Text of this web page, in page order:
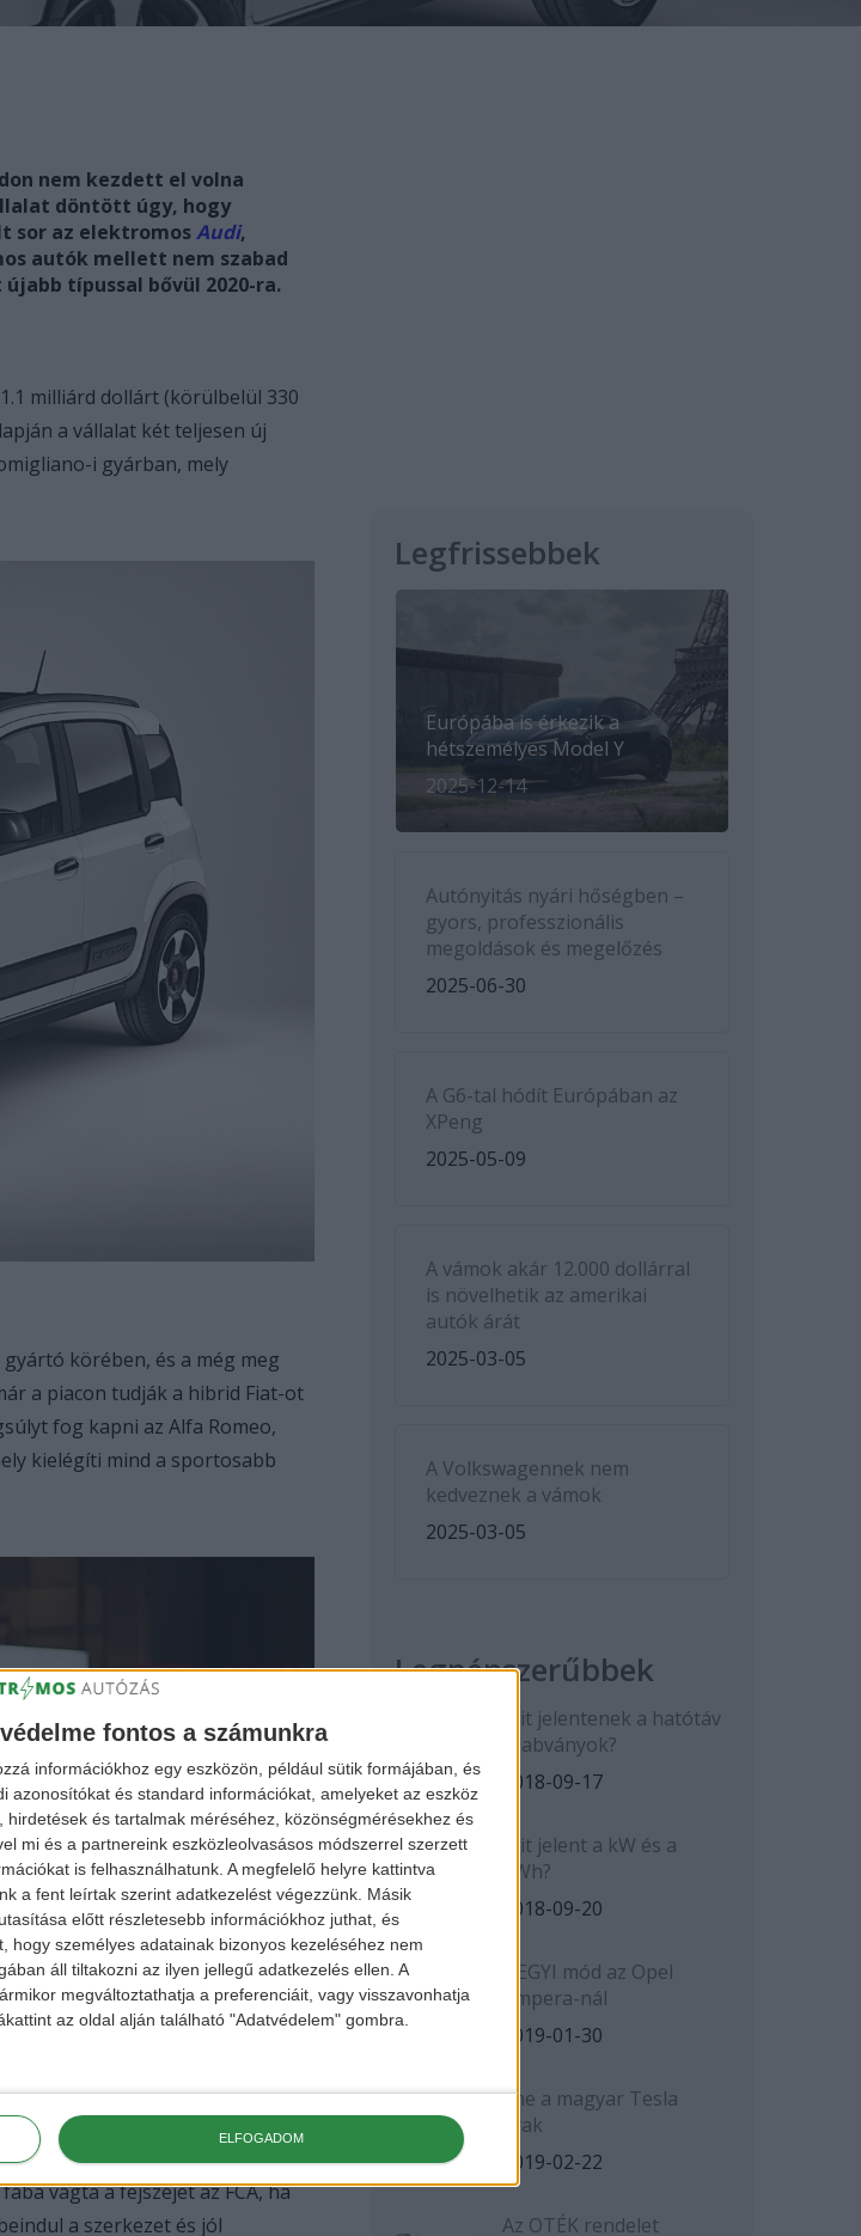
fontos a számunkra
információkhoz egy eszközön, például sütik formájában, és
azonosítókat és standard információkat, amelyeket az eszköz
és tartalmak méréséhez, közönségmérésekhez és
mi és a partnereink eszközleolvasásos módszerrel szerzett
is felhasználhatunk. A megfelelő helyre kattintva
a fent leírtak szerint adatkezelést végezzünk. Másik
előtt részletesebb információkhoz juthat, és
hogy személyes adatainak bizonyos kezeléséhez nem
áll tiltakozni az ilyen jellegű adatkezelés ellen. A
megváltoztathatja a preferenciáit, vagy visszavonhatja
az oldal alján található "Adatvédelem" gombra.
ELFOGADOM
nem kezdett el volna
döntött úgy, hogy
sor az elektromosAudi,
autók mellett nem szabad
típussal bővül 2020-ra.
milliárd dollárt (körülbelül 330
a vállalat két teljesen új
i gyárban, mely
körében, és a még meg
a piacon tudják a hibrid Fiat-ot
fog kapni az Alfa Romeo,
kielégíti mind a sportosabb
vágta a fejszéjét az FCA, ha
a szerkezet és jól
Legfrissebbek
Európába is érkezik a
hétszemélyes Model Y
2025-12-14
Autónyitás nyári hőségben –
gyors, professzionális
megoldások és megelőzés
2025-06-30
A G6-tal hódít Európában az
XPeng
2025-05-09
A vámok akár 12.000 dollárral
is növelhetik az amerikai
autók árát
2025-03-05
A Volkswagennek nem
kedveznek a vámok
2025-03-05
Legnépszerűbbek
Mit jelentenek a hatótáv
szabványok?
2018-09-17
Mit jelent a kW és a
kWh?
2018-09-20
HEGYI mód az Opel
Ampera-nál
2019-01-30
Íme a magyar Tesla
árak
2019-02-22
Az OTÉK rendelet